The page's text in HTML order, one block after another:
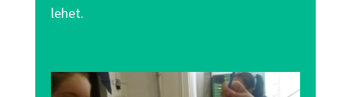
lehet.